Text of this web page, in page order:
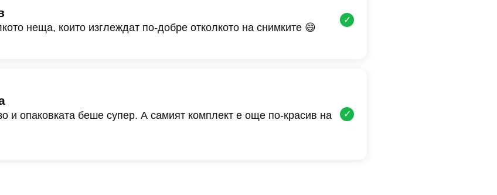
неща, които изглеждат по-добре отколкото на снимките 😄
✓
и опаковката беше супер. А самият комплект е още по-красив на
✓